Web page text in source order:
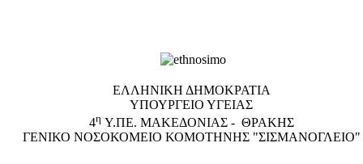
EΛΛΗΝΙΚΗ ΔΗΜΟΚΡΑΤΙΑ
ΥΠΟΥΡΓΕΙΟ ΥΓΕΙΑΣ
4η Υ.ΠΕ. ΜΑΚΕΔΟΝΙΑΣ - ΘΡΑΚΗΣ
ΓΕΝΙΚΟ NΟΣΟΚΟΜΕΙΟ ΚΟΜΟΤΗΝΗΣ "ΣΙΣΜΑΝΟΓΛΕΙΟ"